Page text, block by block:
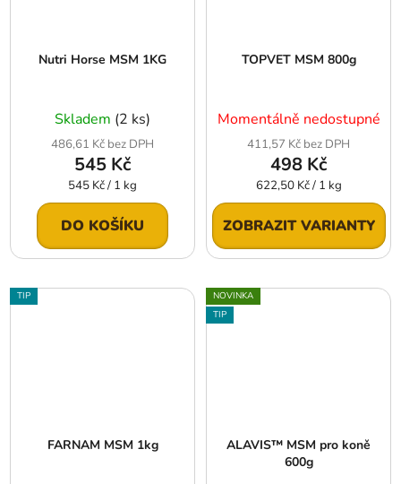
Nutri Horse MSM 1KG
Skladem (2 ks)
486,61 Kč bez DPH
545 Kč
Měrná
cena:
545 Kč / 1 kg
DO KOŠÍKU
TOPVET MSM 800g
Momentálně nedostupné
411,57 Kč bez DPH
498 Kč
Měrná
cena:
622,50 Kč / 1 kg
ZOBRAZIT VARIANTY
TIP
FARNAM MSM 1kg
NOVINKA
TIP
ALAVIS™ MSM pro koně
600g